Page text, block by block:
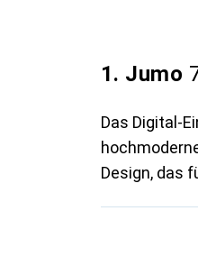
1. Jumo
Das Digital-
Design, das